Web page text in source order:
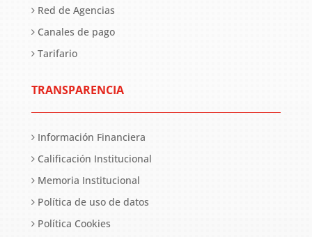
Red de Agencias
Canales de pago
Tarifario
TRANSPARENCIA
Información Financiera
Calificación Institucional
Memoria Institucional
Política de uso de datos
Política Cookies